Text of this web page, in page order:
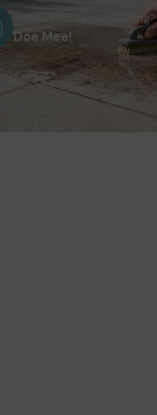
Interesse in samenwerking?
Doe Mee!